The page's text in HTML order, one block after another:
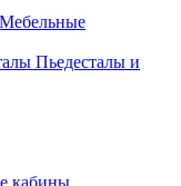
Мебельные
Пьедесталы и
кабины